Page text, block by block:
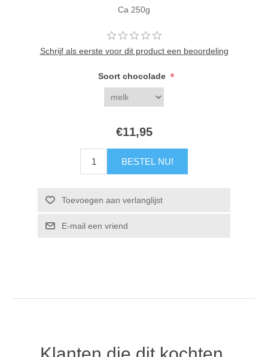
Ca 250g
Schrijf als eerste voor dit product een beoordeling
Soort chocolade *
€11,95